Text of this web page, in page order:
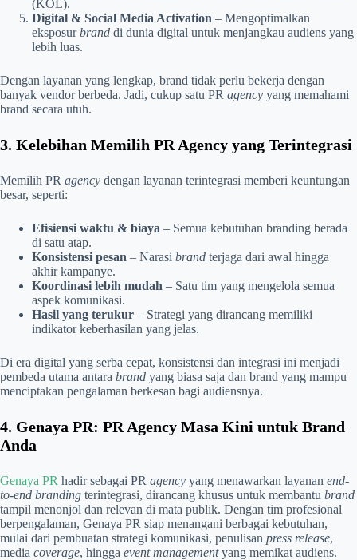
(KOL).
Digital & Social Media Activation – Mengoptimalkan
eksposurbrand di dunia digital untuk menjangkau audiens yang
lebih luas.
Dengan layanan yang lengkap, brand tidak perlu bekerja dengan
banyak vendor berbeda. Jadi, cukup satu PR agency yang memahami
brand secara utuh.
3. Kelebihan Memilih PR Agency yang Terintegrasi
Memilih PR agency dengan layanan terintegrasi memberi keuntungan
besar, seperti:
Efisiensi waktu & biaya – Semua kebutuhan branding berada
di satu atap.
Konsistensi pesan – Narasi brand terjaga dari awal hingga
akhir kampanye.
Koordinasi lebih mudah – Satu tim yang mengelola semua
aspek komunikasi.
Hasil yang terukur – Strategi yang dirancang memiliki
indikator keberhasilan yang jelas.
Di era digital yang serba cepat, konsistensi dan integrasi ini menjadi
pembeda utama antara brand yang biasa saja dan brand yang mampu
menciptakan pengalaman berkesan bagi audiensnya.
4. Genaya PR: PR Agency Masa Kini untuk Brand
Anda
Genaya PR hadir sebagai PR agency yang menawarkan layanan end-
to-end branding terintegrasi, dirancang khusus untuk membantu brand
tampil menonjol dan relevan di mata publik. Dengan tim profesional
berpengalaman, Genaya PR siap menangani berbagai kebutuhan,
mulai dari pembuatan strategi komunikasi, penulisan press release,
media coverage, hingga event managementyang memikat audiens.